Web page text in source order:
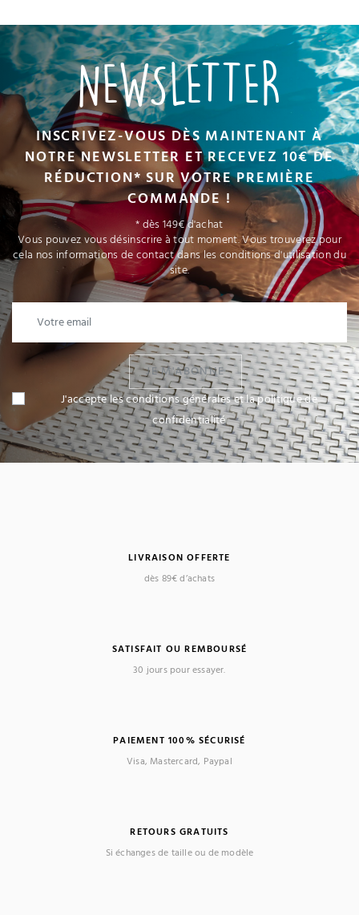
NEWSLETTER
INSCRIVEZ-VOUS DÈS MAINTENANT À
NOTRE NEWSLETTER ET RECEVEZ 10€ DE
RÉDUCTION* SUR VOTRE PREMIÈRE
COMMANDE !
* dès 149€ d'achat
Vous pouvez vous désinscrire à tout moment. Vous trouverez pour
cela nos informations de contact dans les conditions d'utilisation du
site.
JE M'ABONNE
J'accepte les conditions générales et la politique de
confidentialité
LIVRAISON OFFERTE
dès 89€ d’achats
SATISFAIT OU REMBOURSÉ
30 jours pour essayer.
PAIEMENT 100% SÉCURISÉ
Visa, Mastercard, Paypal
RETOURS GRATUITS
Si échanges de taille ou de modèle